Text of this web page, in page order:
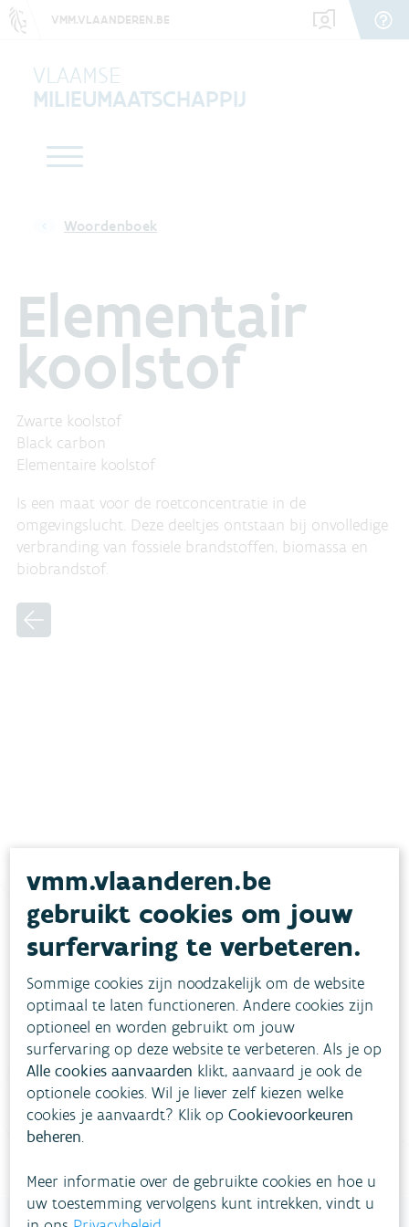
VMM.VLAANDEREN.BE
VLAAMSE
MILIEUMAATSCHAPPIJ
Woordenboek
Elementair
koolstof
Zwarte koolstof
Black carbon
Elementaire koolstof
Is een maat voor de roetconcentratie in de
omgevingslucht. Deze deeltjes ontstaan bij onvolledige
verbranding van fossiele brandstoffen, biomassa en
biobrandstof.
Heb je vragen?
Bekijk het overzicht van meestgestelde vragen.
Niet gevonden wat je zocht? Vul ons
contactformulier in .
Bel gratis 1700
vmm.vlaanderen.be
gebruikt cookies om jouw
surfervaring te verbeteren.
Sommige cookies zijn noodzakelijk om de website
optimaal te laten functioneren. Andere cookies zijn
optioneel en worden gebruikt om jouw
surfervaring op deze website te verbeteren. Als je op
Alle cookies aanvaarden klikt, aanvaard je ook de
optionele cookies. Wil je liever zelf kiezen welke
cookies je aanvaardt? Klik opCookievoorkeuren
beheren.
Meer informatie over de gebruikte cookies en hoe u
uw toestemming vervolgens kunt intrekken, vindt u